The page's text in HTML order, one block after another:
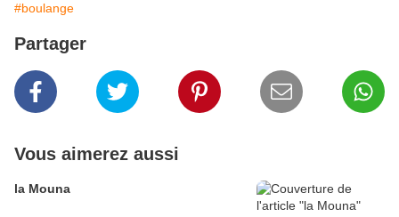
#boulange
Partager
Vous aimerez aussi
la Mouna